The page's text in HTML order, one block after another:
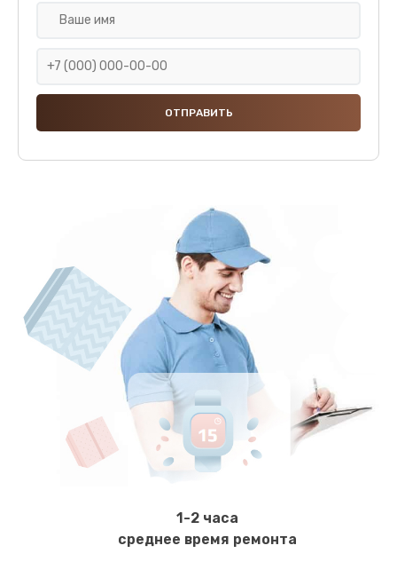
Замена панелей
1250 руб.
1600 руб.
Заказать
Замена клапана термоблока
1800 руб.
Заказать
Ремонт датчика воды
1900 руб.
Заказать
1950 руб.
Заказать
1-2 часа
среднее время ремонта